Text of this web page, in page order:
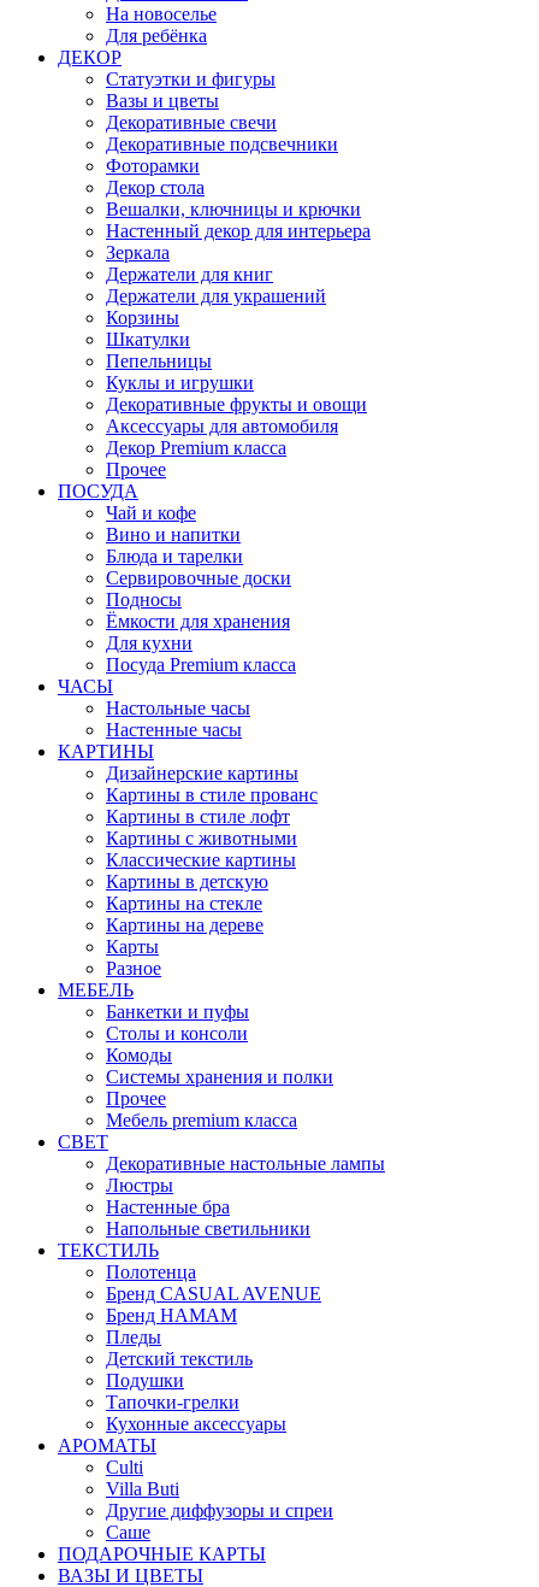
На новоселье
Для ребёнка
ДЕКОР
Статуэтки и фигуры
Вазы и цветы
Декоративные свечи
Декоративные подсвечники
Фоторамки
Декор стола
Вешалки, ключницы и крючки
Настенный декор для интерьера
Зеркала
Держатели для книг
Держатели для украшений
Корзины
Шкатулки
Пепельницы
Куклы и игрушки
Декоративные фрукты и овощи
Аксессуары для автомобиля
Декор Premium класса
Прочее
ПОСУДА
Чай и кофе
Вино и напитки
Блюда и тарелки
Сервировочные доски
Подносы
Ёмкости для хранения
Для кухни
Посуда Premium класса
ЧАСЫ
Настольные часы
Настенные часы
КАРТИНЫ
Дизайнерские картины
Картины в стиле прованс
Картины в стиле лофт
Картины с животными
Классические картины
Картины в детскую
Картины на стекле
Картины на дереве
Карты
Разное
МЕБЕЛЬ
Банкетки и пуфы
Столы и консоли
Комоды
Системы хранения и полки
Прочее
Мебель premium класса
СВЕТ
Декоративные настольные лампы
Люстры
Настенные бра
Напольные светильники
ТЕКСТИЛЬ
Полотенца
Бренд CASUAL AVENUE
Бренд HAMAM
Пледы
Детский текстиль
Подушки
Тапочки-грелки
Кухонные аксессуары
АРОМАТЫ
Culti
Villa Buti
Другие диффузоры и спреи
Саше
ПОДАРОЧНЫЕ КАРТЫ
ВАЗЫ И ЦВЕТЫ